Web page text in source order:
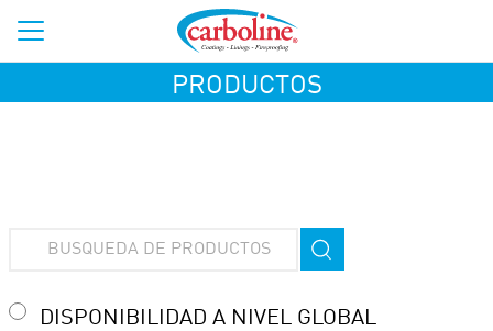
PRODUCTOS
DISPONIBILIDAD A NIVEL GLOBAL